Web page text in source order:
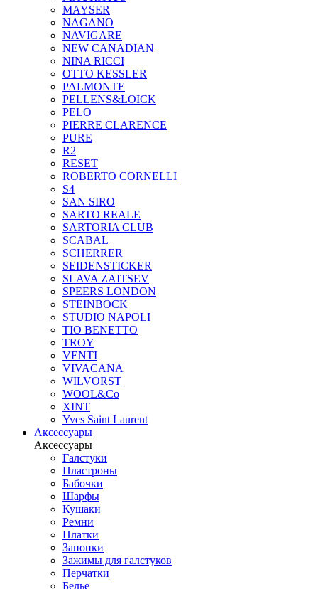
MAYSER
NAGANO
NAVIGARE
NEW CANADIAN
NINA RICCI
OTTO KESSLER
PALMONTE
PELLENS&LOICK
PELO
PIERRE CLARENCE
PURE
R2
RESET
ROBERTO CORNELLI
S4
SAN SIRO
SARTO REALE
SARTORIA CLUB
SCABAL
SCHERRER
SEIDENSTICKER
SLAVA ZAITSEV
SPEERS LONDON
STEINBOCK
STUDIO NAPOLI
TIO BENETTO
TROY
VENTI
VIVACANA
WILVORST
WOOL&Co
XINT
Yves Saint Laurent
Аксессуары
Аксессуары
Галстуки
Пластроны
Бабочки
Шарфы
Кушаки
Ремни
Платки
Запонки
Зажимы для галстуков
Перчатки
Белье